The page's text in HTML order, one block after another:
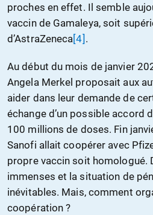
proches en effet. Il semble
vaccin de Gamaleya, soit
d’AstraZeneca[4] .
Au début du mois de janvier
Angela Merkel proposait aux
aider dans leur demande de
échange d’un possible accord
100 millions de doses. Fin
Sanofi allait coopérer avec
propre vaccin soit homologué.
immenses et la situation de
inévitables. Mais, comment
coopération ?